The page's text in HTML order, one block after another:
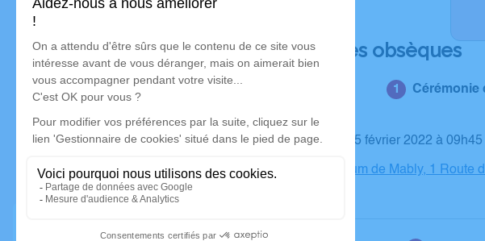
Déroulé des obsèques
Cérémonie
Le mardi 15 février 2022 à 09h45
Crématorium de Mably, 1 Route